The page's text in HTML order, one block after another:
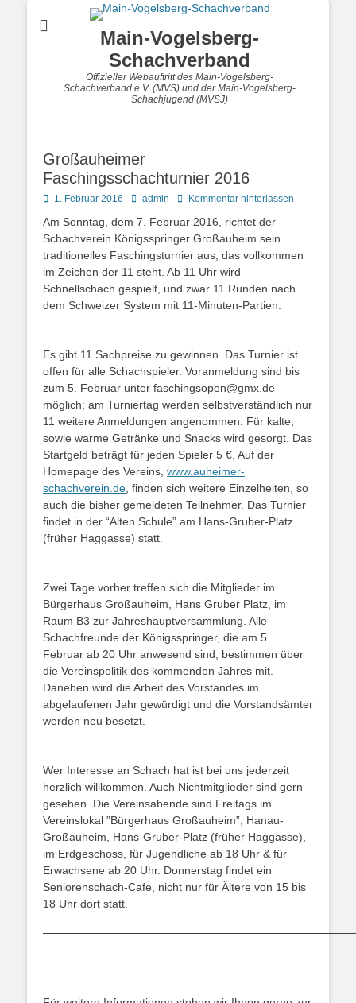
Main-Vogelsberg-
Schachverband
Offizieller Webauftritt des Main-Vogelsberg-
Schachverband e.V. (MVS) und der Main-Vogelsberg-
Schachjugend (MVSJ)
Großauheimer
Faschingsschachturnier 2016
Posted
1. Februar 2016 Autoradmin Kommentar hinterlassen
Am Sonntag, dem 7. Februar 2016, richtet der
Schachverein Königsspringer Großauheim sein
traditionelles Faschingsturnier aus, das vollkommen
im Zeichen der 11 steht. Ab 11 Uhr wird
Schnellschach gespielt, und zwar 11 Runden nach
dem Schweizer System mit 11-Minuten-Partien.
Es gibt 11 Sachpreise zu gewinnen. Das Turnier ist
offen für alle Schachspieler. Voranmeldung sind bis
zum 5. Februar unter faschingsopen@gmx.de
möglich; am Turniertag werden selbstverständlich nur
11 weitere Anmeldungen angenommen. Für kalte,
sowie warme Getränke und Snacks wird gesorgt. Das
Startgeld beträgt für jeden Spieler 5 €. Auf der
Homepage des Vereins, www.auheimer-
schachverein.de , finden sich weitere Einzelheiten, so
auch die bisher gemeldeten Teilnehmer. Das Turnier
findet in der “Alten Schule” am Hans-Gruber-Platz
(früher Haggasse) statt.
Zwei Tage vorher treffen sich die Mitglieder im
Bürgerhaus Großauheim, Hans Gruber Platz, im
Raum B3 zur Jahreshauptversammlung. Alle
Schachfreunde der Königsspringer, die am 5.
Februar ab 20 Uhr anwesend sind, bestimmen über
die Vereinspolitik des kommenden Jahres mit.
Daneben wird die Arbeit des Vorstandes im
abgelaufenen Jahr gewürdigt und die Vorstandsämter
werden neu besetzt.
Wer Interesse an Schach hat ist bei uns jederzeit
herzlich willkommen. Auch Nichtmitglieder sind gern
gesehen. Die Vereinsabende sind Freitags im
Vereinslokal ”Bürgerhaus Großauheim”, Hanau-
Großauheim, Hans-Gruber-Platz (früher Haggasse),
im Erdgeschoss, für Jugendliche ab 18 Uhr & für
Erwachsene ab 20 Uhr. Donnerstag findet ein
Seniorenschach-Cafe, nicht nur für Ältere von 15 bis
18 Uhr dort statt.